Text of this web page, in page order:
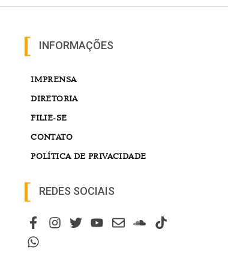
INFORMAÇÕES
IMPRENSA
DIRETORIA
FILIE-SE
CONTATO
POLÍTICA DE PRIVACIDADE
REDES SOCIAIS